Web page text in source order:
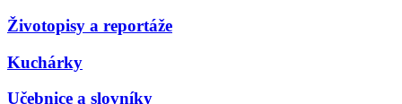
Životopisy a reportáže
Kuchárky
Učebnice a slovníky